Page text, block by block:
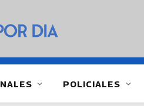
POLICIALES